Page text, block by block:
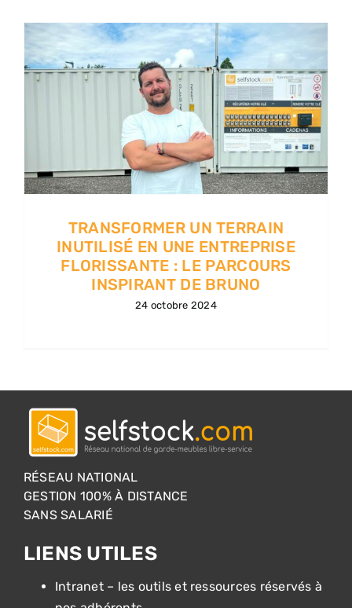
TRANSFORMER UN TERRAIN
INUTILISÉ EN UNE ENTREPRISE
FLORISSANTE : LE PARCOURS
INSPIRANT DE BRUNO
24 octobre 2024
RÉSEAU NATIONAL
GESTION 100% À DISTANCE
SANS SALARIÉ
LIENS UTILES
Intranet – les outils et ressources réservés à